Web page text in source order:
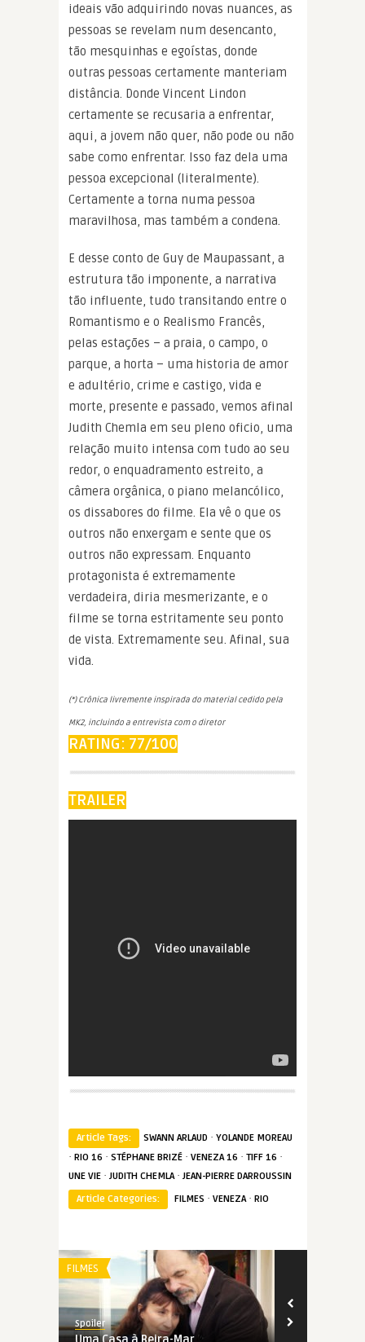
ideais vão adquirindo novas nuances, as
pessoas se revelam num desencanto,
tão mesquinhas e egoístas, donde
outras pessoas certamente manteriam
distância. Donde Vincent Lindon
certamente se recusaria a enfrentar,
aqui, a jovem não quer, não pode ou não
sabe como enfrentar. Isso faz dela uma
pessoa excepcional (literalmente).
Certamente a torna numa pessoa
maravilhosa, mas também a condena.
E desse conto de Guy de Maupassant, a
estrutura tão imponente, a narrativa
tão influente, tudo transitando entre o
Romantismo e o Realismo Francês,
pelas estações – a praia, o campo, o
parque, a horta – uma historia de amor
e adultério, crime e castigo, vida e
morte, presente e passado, vemos afinal
Judith Chemla em seu pleno oficio, uma
relação muito intensa com tudo ao seu
redor, o enquadramento estreito, a
câmera orgânica, o piano melancólico,
os dissabores do filme. Ela vê o que os
outros não enxergam e sente que os
outros não expressam. Enquanto
protagonista é extremamente
verdadeira, diria mesmerizante, e o
filme se torna estritamente seu ponto
de vista. Extremamente seu. Afinal, sua
vida.
(*) Crônica livremente inspirada do material cedido pela
MK2, incluindo a entrevista com o diretor
RATING: 77/100
TRAILER
Article Tags: SWANN ARLAUD · YOLANDE MOREAU
· RIO 16 · STÉPHANE BRIZÉ · VENEZA 16 · TIFF 16 ·
UNE VIE · JUDITH CHEMLA· JEAN-PIERRE DARROUSSIN
Article Categories:
FILMES · VENEZA· RIO
FILMES
Spoiler